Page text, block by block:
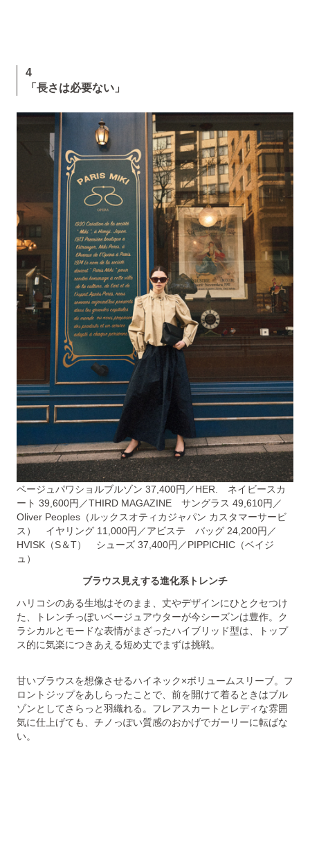
4
「長さは必要ない」
ベージュパワショルブルゾン 37,400円／HER. ネイビースカ
ート 39,600円／THIRD MAGAZINE サングラス 49,610円／
Oliver Peoples（ルックスオティカジャパン カスタマーサービ
ス） イヤリング 11,000円／アビステ バッグ 24,200円／
HVISK（S＆T） シューズ 37,400円／PIPPICHIC（ベイジ
ュ）
ブラウス見えする進化系トレンチ
ハリコシのある生地はそのまま、丈やデザインにひとクセつけ
た、トレンチっぽいベージュアウターが今シーズンは豊作。ク
ラシカルとモードな表情がまざったハイブリッド型は、トップ
ス的に気楽につきあえる短め丈でまずは挑戦。
甘いブラウスを想像させるハイネック×ボリュームスリーブ。フ
ロントジップをあしらったことで、前を開けて着るときはブル
ゾンとしてさらっと羽織れる。フレアスカートとレディな雰囲
気に仕上げても、チノっぽい質感のおかげでガーリーに転ばな
い。